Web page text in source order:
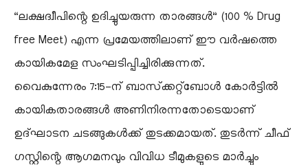
“ലക്ഷദ്വീപിന്റെ ഉദിച്ചുയരുന്ന താരങ്ങൾ” (100 % Drug
free Meet) എന്ന പ്രമേയത്തിലാണ് ഈ വർഷത്തെ
കായികമേള സംഘടിപ്പിച്ചിരിക്കുന്നത്.
​വൈകുന്നേരം 7:15-ന് ബാസ്‌ക്കറ്റ്‌ബോൾ കോർട്ടിൽ
കായികതാരങ്ങൾ അണിനിരന്നതോടെയാണ്
ഉദ്ഘാടന ചടങ്ങുകൾക്ക് തുടക്കമായത്. തുടർന്ന് ചീഫ്
ഗസ്റ്റിന്റെ ആഗമനവും വിവിധ ടീമുകളുടെ മാർച്ചും